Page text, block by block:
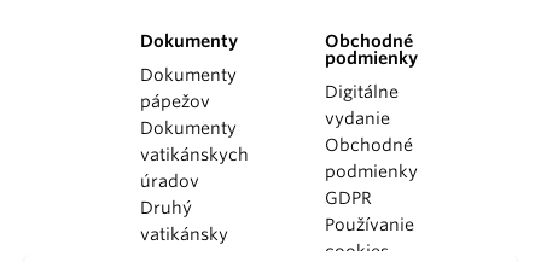
Dokumenty
Dokumenty
pápežov
Dokumenty
vatikánskych
úradov
Druhý
vatikánsky
Obchodné
podmienky
Digitálne
vydanie
Obchodné
podmienky
GDPR
Používanie
cookies